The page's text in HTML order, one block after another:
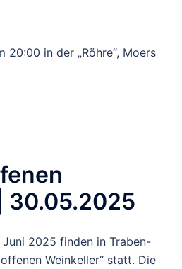
20:00 in der „Röhre“, Moers
30.05.2025
2025 finden in Traben-
Weinkeller“ statt. Die